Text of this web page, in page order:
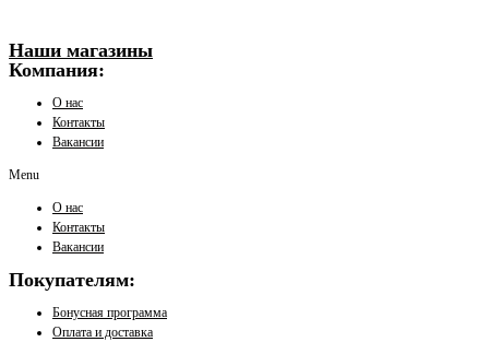
Наши магазины
Компания:
О нас
Контакты
Вакансии
Menu
О нас
Контакты
Вакансии
Покупателям:
Бонусная программа
Оплата и доставка